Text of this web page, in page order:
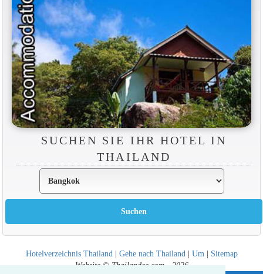
SUCHEN SIE IHR HOTEL IN
THAILAND
Hotelverzeichnis Thailand| Gehe nach Thailand| Um| Sitemap
Website © Thailandee.com - 2026